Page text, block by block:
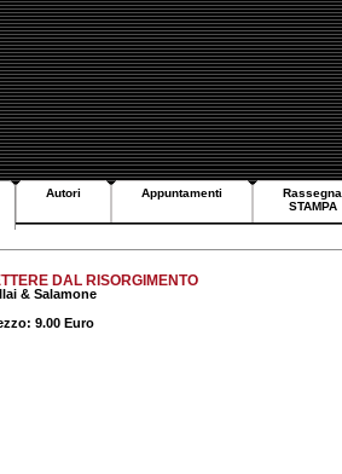
Autori Appuntamenti
Rassegna
STAMPA
DAL RISORGIMENTO
& Salamone
9.00 Euro